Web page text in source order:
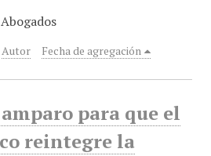
Autor Fecha de agregación
para que el
reintegre la